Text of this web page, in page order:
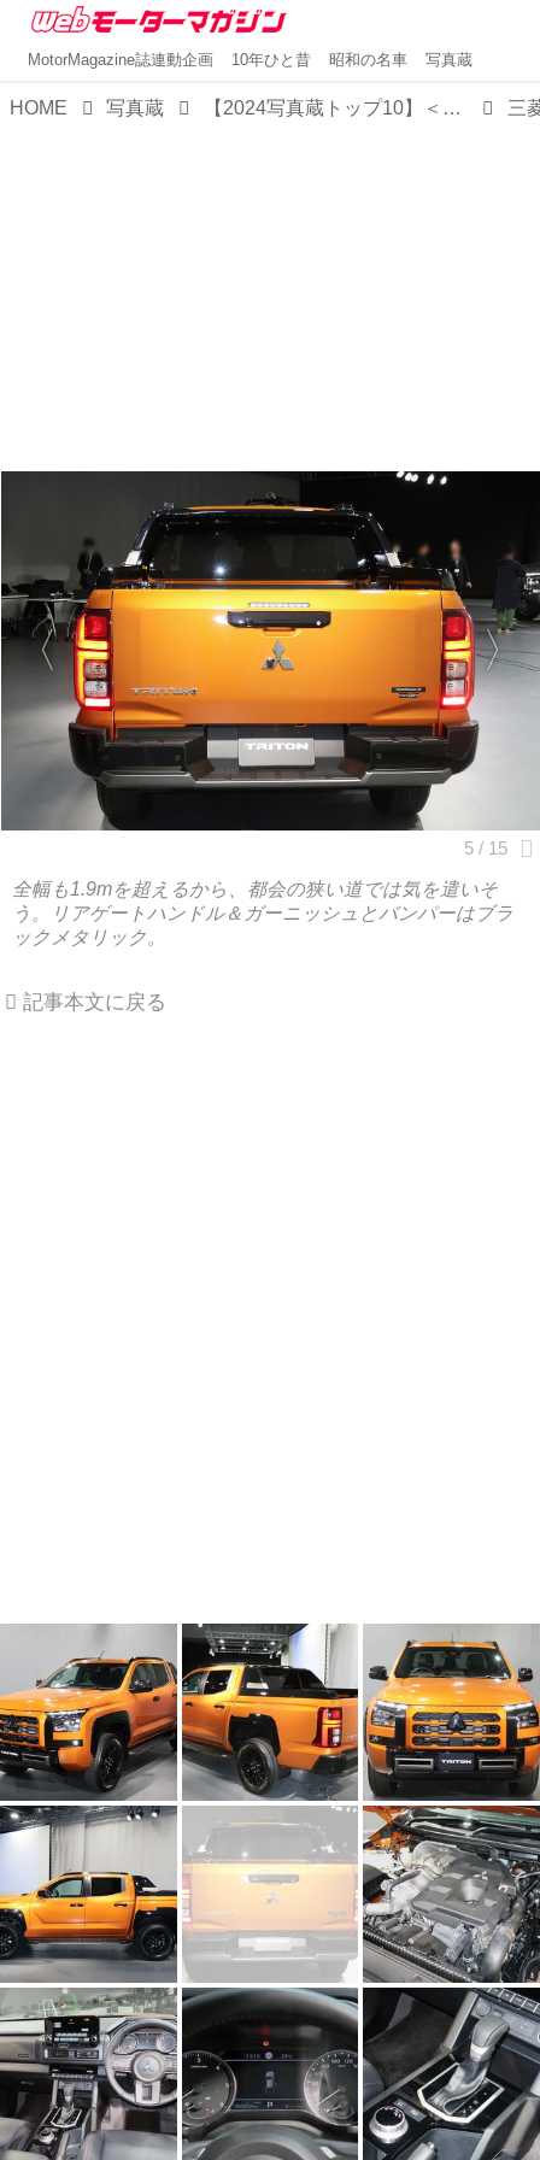
MotorMagazine誌連動企画 10年ひと昔 昭和の名車 写真蔵
HOME 写真蔵 【2024写真蔵トップ10】＜第6位＞三菱のピックアップ トラック「トライトン」がフルモデルチェンジで日本再上陸！ 三
全幅も1.9mを超えるから、都会の狭い道では気を遣いそ
う。リアゲートハンドル＆ガーニッシュとバンパーはブラ
ックメタリック。
記事本文に戻る